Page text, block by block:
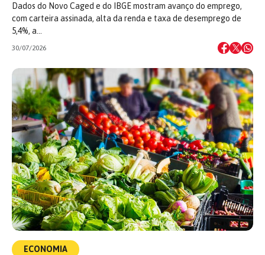
Dados do Novo Caged e do IBGE mostram avanço do emprego,
com carteira assinada, alta da renda e taxa de desemprego de
5,4%, a…
30/07/2026
ECONOMIA